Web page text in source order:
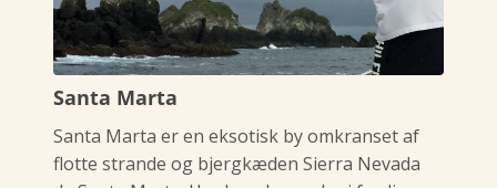
Santa Marta
Santa Marta er en eksotisk by omkranset af
flotte strande og bjergkæden Sierra Nevada